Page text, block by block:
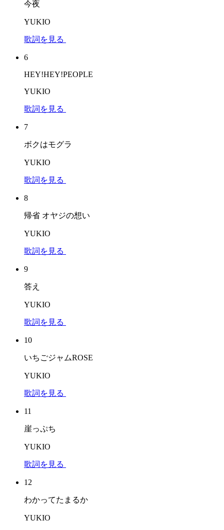
今夜
YUKIO
歌詞を見る
6
HEY!HEY!PEOPLE
YUKIO
歌詞を見る
7
ボクはモグラ
YUKIO
歌詞を見る
8
帰省 オヤジの想い
YUKIO
歌詞を見る
9
答え
YUKIO
歌詞を見る
10
いちごジャムROSE
YUKIO
歌詞を見る
11
崖っぷち
YUKIO
歌詞を見る
12
わかってたまるか
YUKIO